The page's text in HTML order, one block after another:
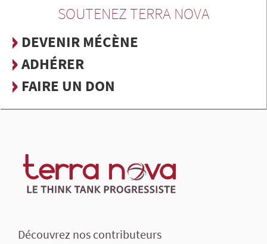
SOUTENEZ TERRA NOVA
DEVENIR MÉCÈNE
ADHÉRER
FAIRE UN DON
Découvrez nos contributeurs